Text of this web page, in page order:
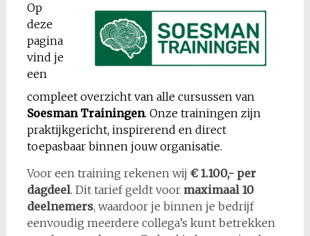
Op
deze
pagina
vind je
een
compleet overzicht van alle cursussen van
Soesman Trainingen. Onze trainingen zijn
praktijkgericht, inspirerend en direct
toepasbaar binnen jouw organisatie.
Voor een training rekenen wij € 1.100,- per
dagdeel. Dit tarief geldt voor maximaal 10
deelnemers, waardoor je binnen je bedrijf
eenvoudig meerdere collega’s kunt betrekken